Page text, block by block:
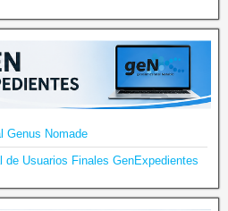
Genus Nomade
de Usuarios Finales GenExpedientes